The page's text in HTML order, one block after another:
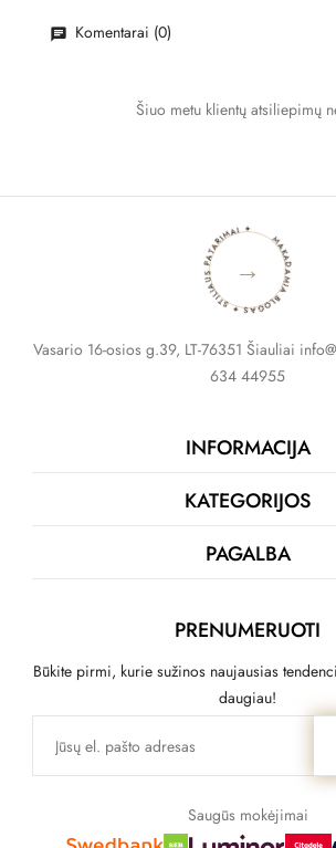
Komentarai (0)
Šiuo metu klientų atsiliepimų
MAKADAMIA BLOGAS ✦ STILIAUS PATARIMAI ✦
→
Vasario 16-osios g.39, LT-76351 Šiauliai
634 44955
INFORMACIJA
KATEGORIJOS
PAGALBA
PRENUMERUOTI
Būkite pirmi, kurie sužinos naujausias
daugiau!
Saugūs mokėjimai